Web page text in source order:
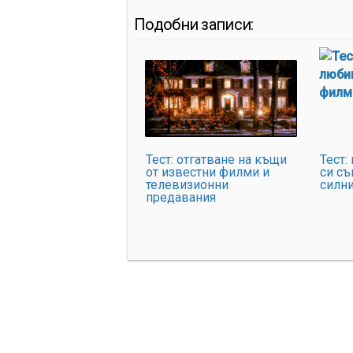
Подобни записи:
Тест: отгатване на къщи
от известни филми и
телевизионни
предавания
си